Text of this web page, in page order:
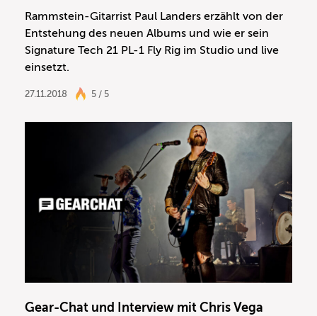
Rammstein-Gitarrist Paul Landers erzählt von der
Entstehung des neuen Albums und wie er sein
Signature Tech 21 PL-1 Fly Rig im Studio und live
einsetzt.
27.11.2018 5 / 5
Gear-Chat und Interview mit Chris Vega